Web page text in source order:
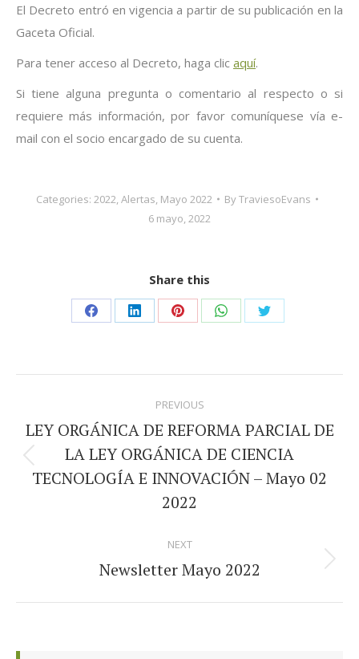
El Decreto entró en vigencia a partir de su publicación en la
Gaceta Oficial.
Para tener acceso al Decreto, haga clic aquí.
Si tiene alguna pregunta o comentario al respecto o si
requiere más información, por favor comuníquese vía e-
mail con el socio encargado de su cuenta.
Categories: 2022,Alertas, Mayo 2022 ByTraviesoEvans
6 mayo, 2022
Share this
Share
Facebook
Share
LinkedIn
Share
Pinterest
Share
WhatsApp
Share
Twitter
navigation
PREVIOUS
post:
LEY ORGÁNICA DE REFORMA PARCIAL DE
LA LEY ORGÁNICA DE CIENCIA
TECNOLOGÍA E INNOVACIÓN – Mayo 02
2022
NEXT
Next
Newsletter Mayo 2022